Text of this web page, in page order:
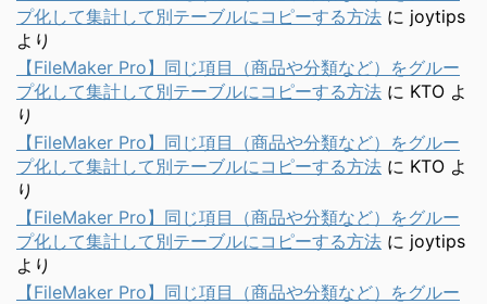
プ化して集計して別テーブルにコピーする方法 に joytips
より
【FileMaker Pro】同じ項目（商品や分類など）をグルー
プ化して集計して別テーブルにコピーする方法 に KTO よ
り
【FileMaker Pro】同じ項目（商品や分類など）をグルー
プ化して集計して別テーブルにコピーする方法 に KTO よ
り
【FileMaker Pro】同じ項目（商品や分類など）をグルー
プ化して集計して別テーブルにコピーする方法 に joytips
より
【FileMaker Pro】同じ項目（商品や分類など）をグルー